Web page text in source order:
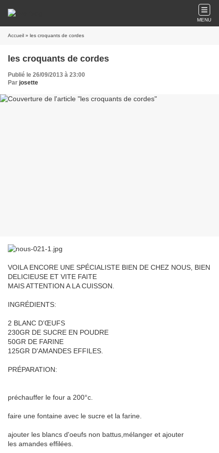
MENU
Accueil » les croquants de cordes
les croquants de cordes
Publié le 26/09/2013 à 23:00
Par josette
VOILA ENCORE UNE SPÉCIALISTE BIEN DE CHEZ NOUS, BIEN
DELICIEUSE ET VITE FAITE
MAIS ATTENTION A LA CUISSON.
INGRÉDIENTS:
2 BLANC D’ŒUFS
230GR DE SUCRE EN POUDRE
50GR DE FARINE
125GR D'AMANDES EFFILES.
PRÉPARATION:
préchauffer le four a 200°c.
faire une fontaine avec le sucre et la farine.
ajouter les blancs d'oeufs non battus,mélanger et ajouter
les amandes effilées.